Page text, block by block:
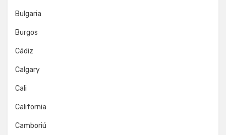
Bulgaria
Burgos
Cádiz
Calgary
Cali
California
Camboriú